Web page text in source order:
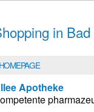
in
HOMEPAGE
Apotheke